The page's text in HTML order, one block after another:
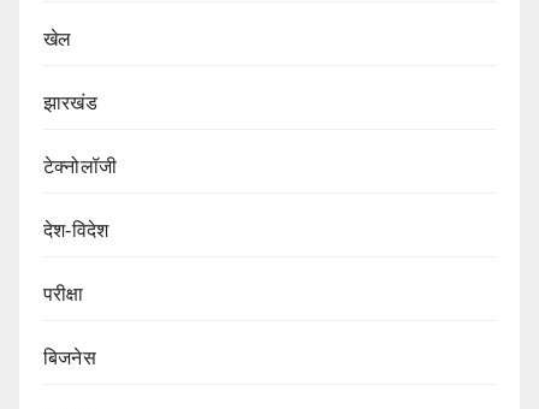
खेल
झारखंड
टेक्नोलॉजी
देश-विदेश
परीक्षा
बिजनेस